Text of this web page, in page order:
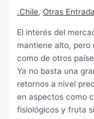
.Chile, Otras
El interés del
mantiene alto,
como de otros
Ya no basta una
retornos a nivel
en aspectos como
fisiológicos y fruta